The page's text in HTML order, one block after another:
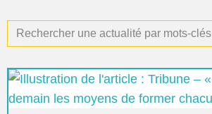
Rechercher une actualité par mots-